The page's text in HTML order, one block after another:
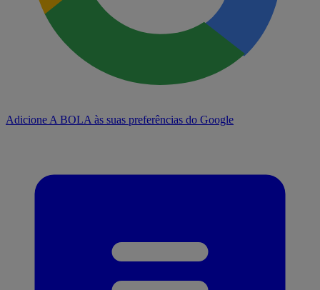
Adicione A BOLA às suas preferências do Google